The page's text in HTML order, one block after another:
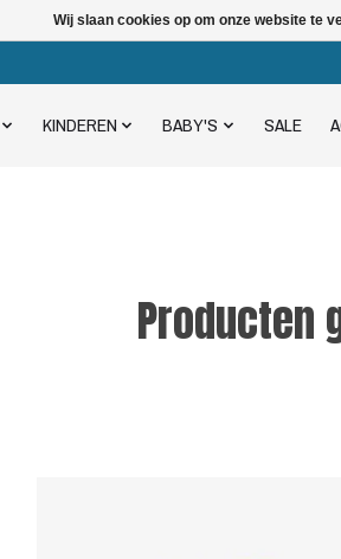
KINDEREN BABY'S SALE
Producten
Wij slaan cookies op om onze website te